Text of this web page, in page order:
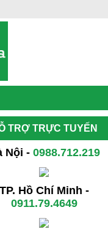
TRỢ TRỰC TUYẾN
Nội - 0988.712.219
TP. Hồ Chí Minh -
0911.79.4649